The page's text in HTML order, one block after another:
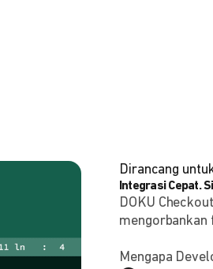
Dirancang
Integrasi Cepat.
DOKU
mengorbankan
Mengapa